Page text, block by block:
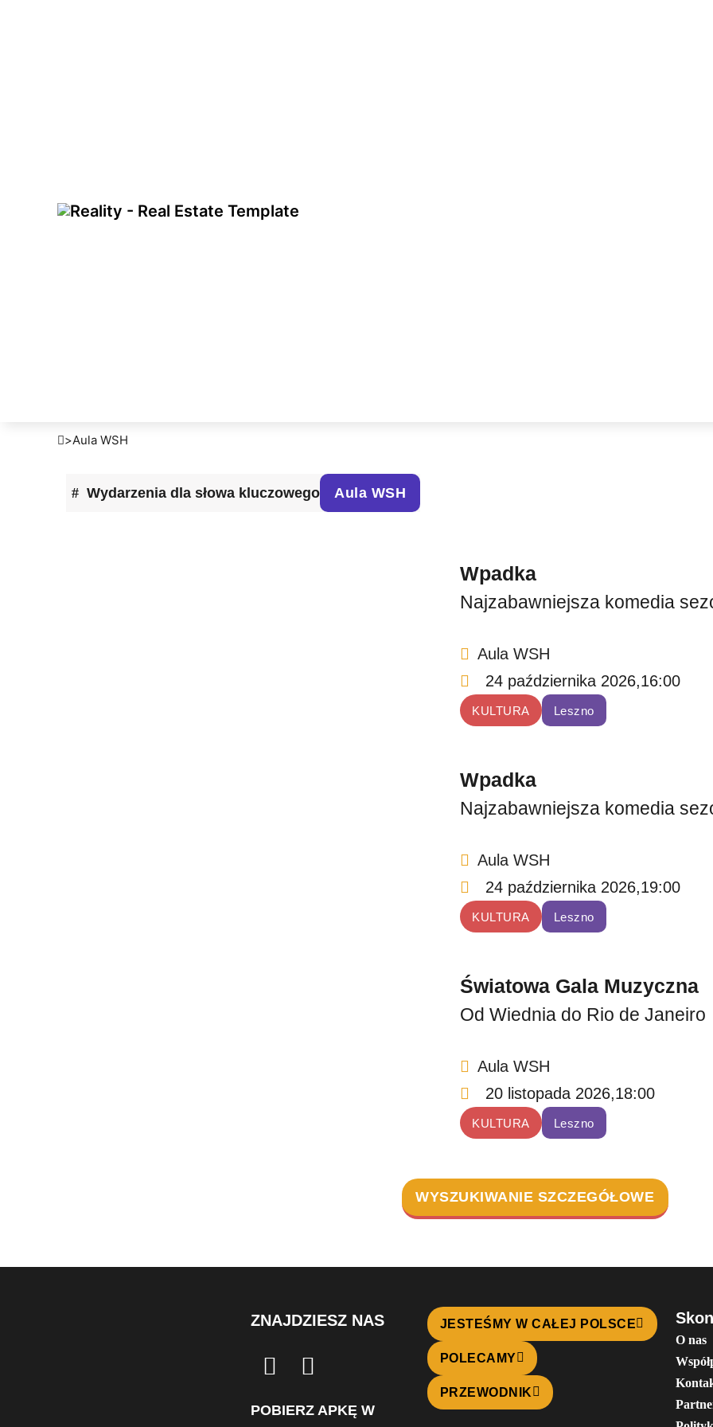
>Aula WSH
Wydarzenia dla słowa kluczowego Aula WSH
Wpadka
Najzabawniejsza komedia
Aula WSH
24 października 2026,16:00
KULTURA Leszno
Wpadka
Najzabawniejsza komedia
Aula WSH
24 października 2026,19:00
KULTURA Leszno
Światowa Gala Muzyczna
Od Wiednia do Rio de Janeiro
Aula WSH
20 listopada 2026,18:00
KULTURA Leszno
WYSZUKIWANIE SZCZEGÓŁOWE
ZNAJDZIESZ NAS
POBIERZ APKĘ W
JESTEŚMY W CAŁEJ POLSCE
POLECAMY
PRZEWODNIK
O nas